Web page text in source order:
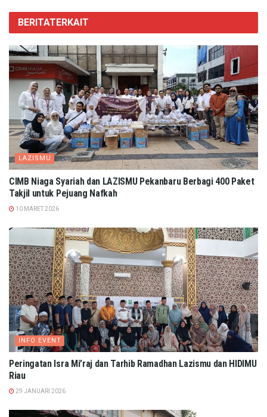
BERITATERKAIT
LAZISMU
CIMB Niaga Syariah dan LAZISMU Pekanbaru Berbagi 400 Paket
Takjil untuk Pejuang Nafkah
10 MARET 2026
INFO EVENT
Peringatan Isra Mi’raj dan Tarhib Ramadhan Lazismu dan HIDIMU
Riau
29 JANUARI 2026